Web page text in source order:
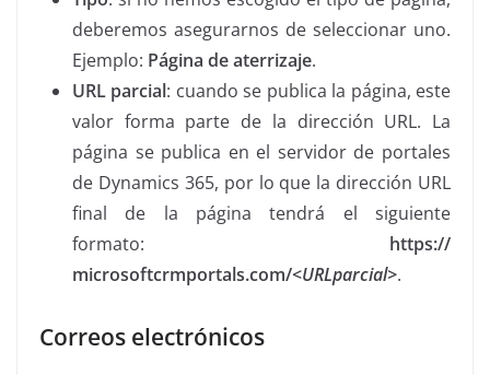
deberemos asegurarnos de seleccionar uno.
Ejemplo: Página de aterrizaje.
URL parcial: cuando se publica la página, este
valor forma parte de la dirección URL. La
página se publica en el servidor de portales
de Dynamics 365, por lo que la dirección URL
final de la página tendrá el siguiente
formato: https://
microsoftcrmportals.com/<URLparcial>.
Correos electrónicos